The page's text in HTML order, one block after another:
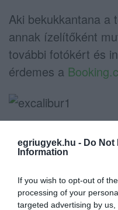
egriugyek.hu - Do Not
Information
If you wish to opt-out of
processing of your
targeted advertising by
Aki bekukkantana a
annak ízelítőként
további fotókért és
érdemes a